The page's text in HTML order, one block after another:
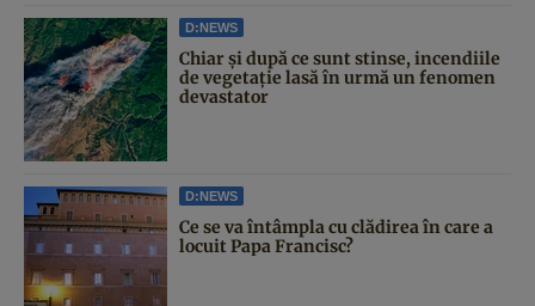
D:NEWS
Chiar și după ce sunt stinse, incendiile
de vegetație lasă în urmă un fenomen
devastator
D:NEWS
Ce se va întâmpla cu clădirea în care a
locuit Papa Francisc?